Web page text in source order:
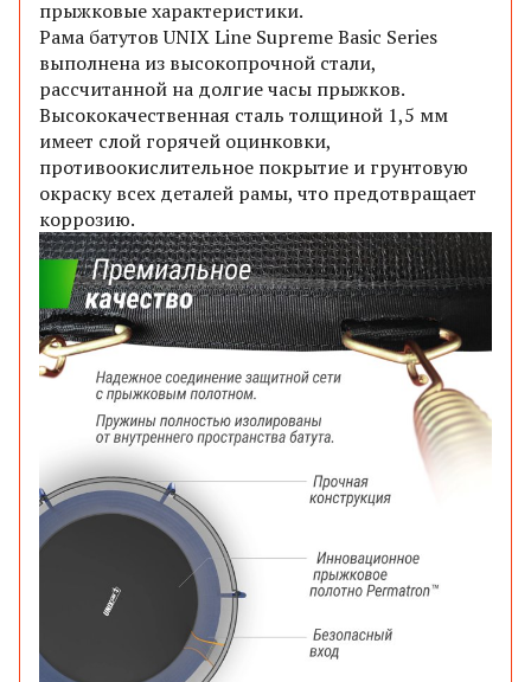
прыжковые характеристики.
Рама батутов UNIX Line Supreme Basic Series
выполнена из высокопрочной стали,
рассчитанной на долгие часы прыжков.
Высококачественная сталь толщиной 1,5 мм
имеет слой горячей оцинковки,
противоокислительное покрытие и грунтовую
окраску всех деталей рамы, что предотвращает
коррозию.